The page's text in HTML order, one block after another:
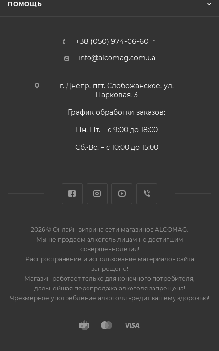
ПОМОЩЬ
+38 (050) 974-06-60
info@alcomag.com.ua
г. Днепр, пгт. Слобожанское, ул.
Парковая, 3
График обработки заказов:
Пн.-Пт. – с 9:00 до 18:00
Сб.-Вс. – с 10:00 до 15:00
2026 © Онлайн витрина сети магазинов ALCOMAG.
Мы не продаем алкоголь лицам не достигшим
совершеннолетия!
Распространение и использование материалов сайта
запрещено!
Магазин работает только для конечного потребителя,
дальнейшая перепродажа алкоголя запрещена!
Чрезмерное употребление алкоголя вредит вашему здоровью!